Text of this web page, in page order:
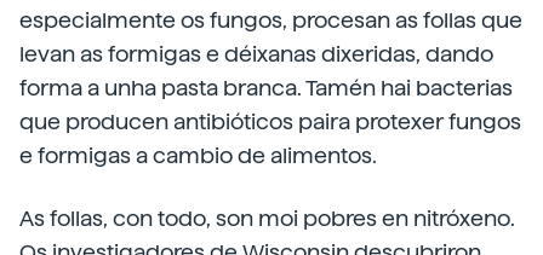
especialmente os fungos, procesan as follas que
levan as formigas e déixanas dixeridas, dando
forma a unha pasta branca. Tamén hai bacterias
que producen antibióticos paira protexer fungos
e formigas a cambio de alimentos.
As follas, con todo, son moi pobres en nitróxeno.